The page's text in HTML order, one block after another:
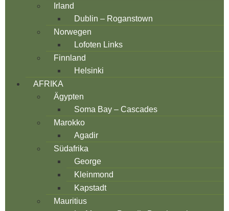
Irland
Dublin – Roganstown
Norwegen
Lofoten Links
Finnland
Helsinki
AFRIKA
Ägypten
Soma Bay – Cascades
Marokko
Agadir
Südafrika
George
Kleinmond
Kapstadt
Mauritius